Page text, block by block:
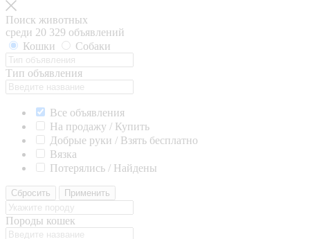
Поиск животных
среди 20 329 объявлений
Кошки
Собаки
Тип объявления
Все объявления
На продажу / Купить
Добрые руки / Взять бесплатно
Вязка
Потерялись / Найдены
Сбросить Применить
Породы кошек